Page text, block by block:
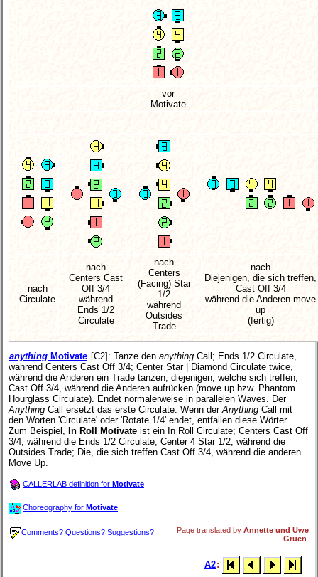
vor
Motivate
nach
Circulate
nach
Centers Cast
Off 3/4
während
Ends 1/2
Circulate
nach
Centers
(Facing) Star
1/2
während
Outsides
Trade
nach
Diejenigen, die sich treffen,
Cast Off 3/4
während die Anderen move
up
(fertig)
anything Motivate [C2] : Tanze den anything Call; Ends 1/2 Circulate,
während Centers Cast Off 3/4; Center Star | Diamond Circulate twice,
während die Anderen ein Trade tanzen; diejenigen, welche sich treffen,
Cast Off 3/4, während die Anderen aufrücken (move up bzw. Phantom
Hourglass Circulate). Endet normalerweise in parallelen Waves. Der
Anything Call ersetzt das erste Circulate. Wenn der Anything Call mit
den Worten 'Circulate' oder 'Rotate 1/4' endet, entfallen diese Wörter.
Zum Beispiel,
In Roll Motivate ist ein In Roll Circulate; Centers Cast Off
3/4, während die Ends 1/2 Circulate; Center 4 Star 1/2, während die
Outsides Trade; Die, die sich treffen Cast Off 3/4, während die anderen
Move Up.
CALLERLAB definition for Motivate
Choreography for Motivate
Comments? Questions? Suggestions? Page translated by Annette und Uwe
Gruen
A2: